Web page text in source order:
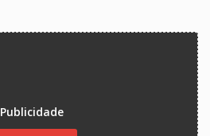
Publicidade